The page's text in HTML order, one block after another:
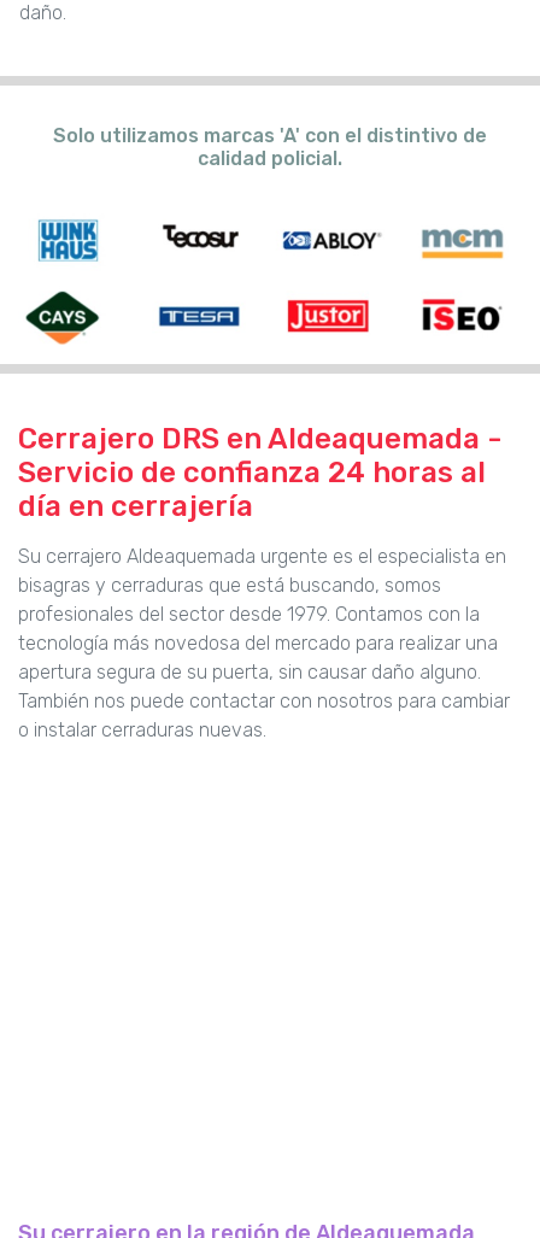
daño.
Solo utilizamos marcas 'A' con el distintivo de
calidad policial.
Cerrajero DRS en Aldeaquemada -
Servicio de confianza 24 horas al
día en cerrajería
Su cerrajero Aldeaquemada urgente es el especialista en
bisagras y cerraduras que está buscando, somos
profesionales del sector desde 1979. Contamos con la
tecnología más novedosa del mercado para realizar una
apertura segura de su puerta, sin causar daño alguno.
También nos puede contactar con nosotros para cambiar
o instalar cerraduras nuevas.